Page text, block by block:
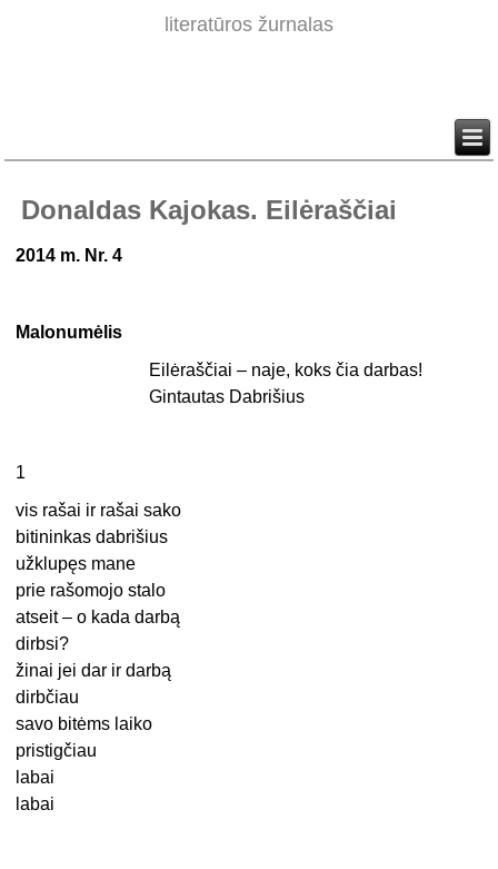
literatūros žurnalas
Donaldas Kajokas. Eilėraščiai
2014 m. Nr. 4
Malonumėlis
Eilėraščiai – naje, koks čia darbas!
Gintautas Dabrišius
1
vis rašai ir rašai sako
bitininkas dabrišius
užklupęs mane
prie rašomojo stalo
atseit – o kada darbą
dirbsi?
žinai jei dar ir darbą
dirbčiau
savo bitėms laiko
pristigčiau
labai
labai